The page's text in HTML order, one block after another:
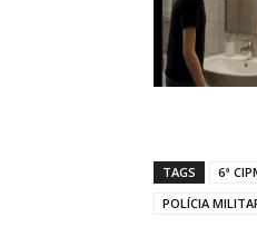
TAGS 6ª
POLÍCIA